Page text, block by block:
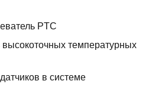
PTC
высокоточных температурных
в системе